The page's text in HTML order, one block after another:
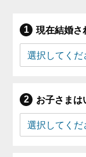
現在結婚さ
お子さまは